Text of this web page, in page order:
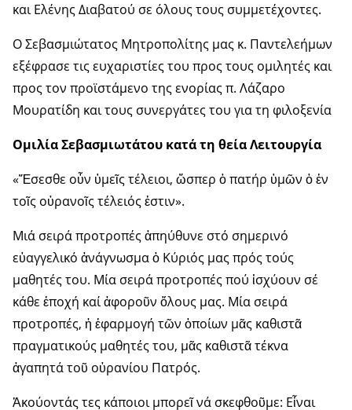
και Ελένης Διαβατού σε όλους τους συμμετέχοντες.
Ο Σεβασμιώτατος Μητροπολίτης μας κ. Παντελεήμων
εξέφρασε τις ευχαριστίες του προς τους ομιλητές και
προς τον προϊστάμενο της ενορίας π. Λάζαρο
Μουρατίδη και τους συνεργάτες του για τη φιλοξενία
Ομιλία Σεβασμιωτάτου κατά τη θεία Λειτουργία
«Ἔσεσθε οὖν ὑμεῖς τέλειοι, ὥσπερ ὁ πατήρ ὑμῶν ὁ ἐν
τοῖς οὐρανοῖς τέλειός ἐστιν».
Μιά σειρά προτροπές ἀπηύθυνε στό σημερινό
εὐαγγελικό ἀνάγνωσμα ὁ Κύριός μας πρός τούς
μαθητές του. Μία σειρά προτροπές πού ἰσχύουν σέ
κάθε ἐποχή καί ἀφοροῦν ὅλους μας. Μία σειρά
προτροπές, ἡ ἐφαρμογή τῶν ὁποίων μᾶς καθιστᾶ
πραγματικούς μαθητές του, μᾶς καθιστᾶ τέκνα
ἀγαπητά τοῦ οὐρανίου Πατρός.
Ἀκούοντάς τες κάποιοι μπορεῖ νά σκεφθοῦμε: Εἶναι